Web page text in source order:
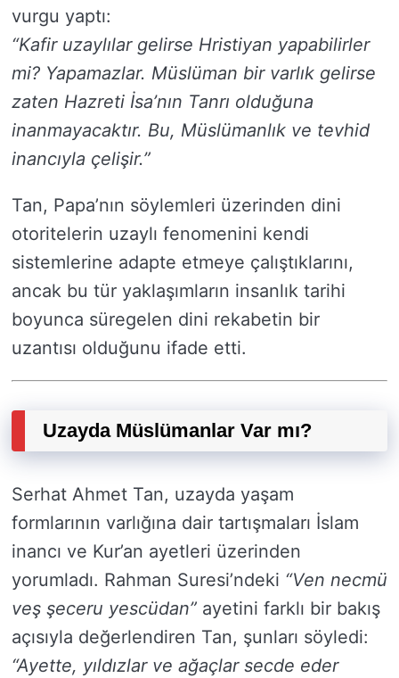
vurgu yaptı:
“Kafir uzaylılar gelirse Hristiyan yapabilirler
mi? Yapamazlar. Müslüman bir varlık gelirse
zaten Hazreti İsa’nın Tanrı olduğuna
inanmayacaktır. Bu, Müslümanlık ve tevhid
inancıyla çelişir.”
Tan, Papa’nın söylemleri üzerinden dini
otoritelerin uzaylı fenomenini kendi
sistemlerine adapte etmeye çalıştıklarını,
ancak bu tür yaklaşımların insanlık tarihi
boyunca süregelen dini rekabetin bir
uzantısı olduğunu ifade etti.
Uzayda Müslümanlar Var mı?
Serhat Ahmet Tan, uzayda yaşam
formlarının varlığına dair tartışmaları İslam
inancı ve Kur’an ayetleri üzerinden
yorumladı. Rahman Suresi’ndeki “Ven necmü
veş şeceru yescüdan” ayetini farklı bir bakış
açısıyla değerlendiren Tan, şunları söyledi:
“Ayette, yıldızlar ve ağaçlar secde eder